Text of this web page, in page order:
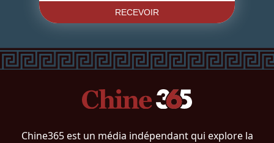
RECEVOIR
Chine365 est un média indépendant qui explore la